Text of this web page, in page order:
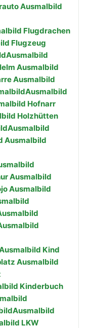
Flugdrachen
Flugzeug
Ausmalbild
Ausmalbild
Hofnarr
Holzhütten
Ausmalbild
Kind
Kinderbuch
Ausmalbild
LKW